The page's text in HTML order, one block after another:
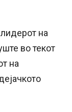
на
во текот
на